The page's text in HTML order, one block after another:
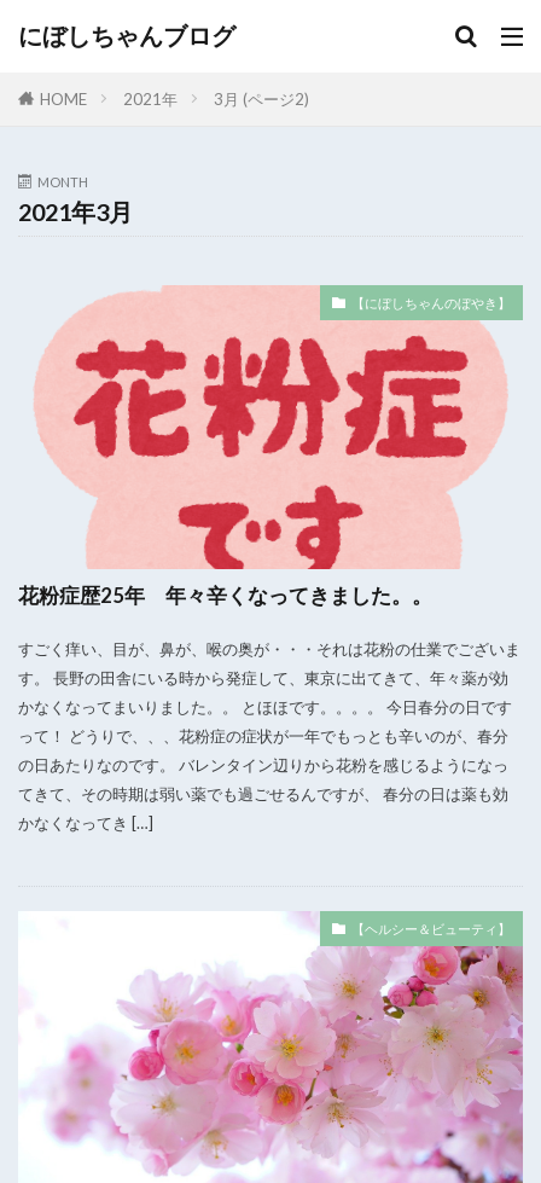
にぼしちゃんブログ
HOME 2021年 3月 (ページ2)
MONTH
2021年3月
【にぼしちゃんのぼやき】
花粉症歴25年 年々辛くなってきました。。
すごく痒い、目が、鼻が、喉の奥が・・・それは花粉の仕業でございま
す。 長野の田舎にいる時から発症して、東京に出てきて、年々薬が効
かなくなってまいりました。。 とほほです。。。。 今日春分の日です
って！ どうりで、、、花粉症の症状が一年でもっとも辛いのが、春分
の日あたりなのです。 バレンタイン辺りから花粉を感じるようになっ
てきて、その時期は弱い薬でも過ごせるんですが、 春分の日は薬も効
かなくなってき […]
【ヘルシー＆ビューティ】